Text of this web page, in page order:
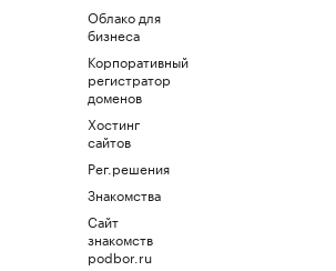
Облако для
бизнеса
Корпоративный
регистратор
доменов
Хостинг
сайтов
Рег.решения
Знакомства
Сайт
знакомств
podbor.ru